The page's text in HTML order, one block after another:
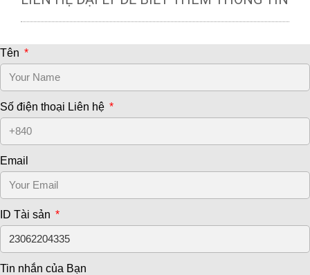
Tên
Số điện thoại Liên hệ
Email
ID Tài sản
Tin nhắn của Bạn